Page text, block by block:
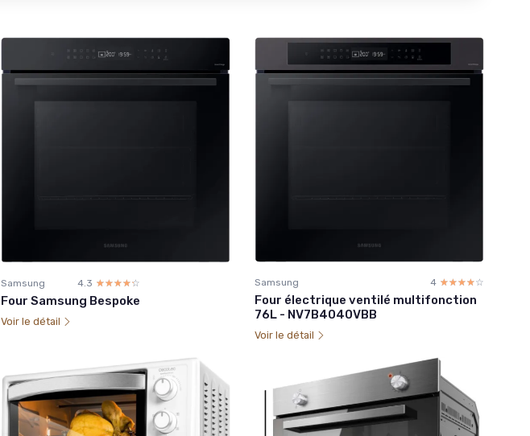
Samsung 4.3 ☆☆☆☆☆
★★★★★
Four Samsung Bespoke
Voir le détail
Samsung 4 ☆☆☆☆☆
★★★★★
Four électrique ventilé multifonction
76L - NV7B4040VBB
Voir le détail